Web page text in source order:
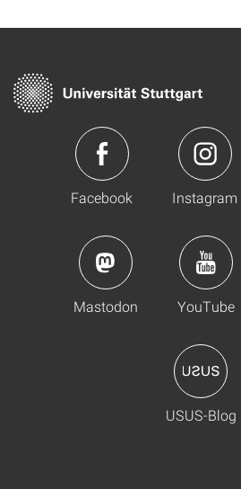
Facebook Instagram
Mastodon YouTube
USUS-Blog